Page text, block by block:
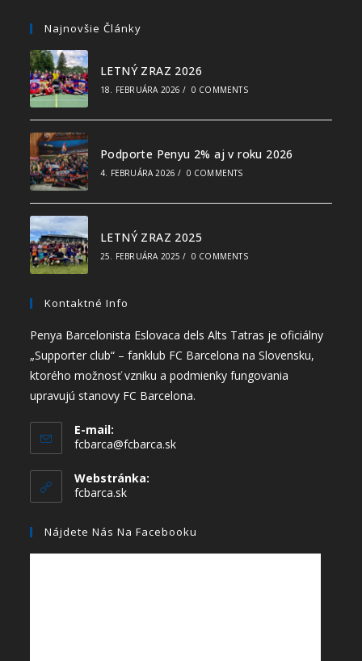
Najnovšie Články
LETNÝ ZRAZ 2026
18. FEBRUÁRA 2026 / 0 COMMENTS
Podporte Penyu 2% aj v roku 2026
4. FEBRUÁRA 2026 / 0 COMMENTS
LETNÝ ZRAZ 2025
25. FEBRUÁRA 2025 / 0 COMMENTS
Kontaktné Info
Penya Barcelonista Eslovaca dels Alts Tatras je oficiálny
„Supporter club“ – fanklub FC Barcelona na Slovensku,
ktorého možnosť vzniku a podmienky fungovania
upravujú stanovy FC Barcelona.
E-mail:
fcbarca@fcbarca.sk
Webstránka:
fcbarca.sk
Nájdete Nás Na Facebooku